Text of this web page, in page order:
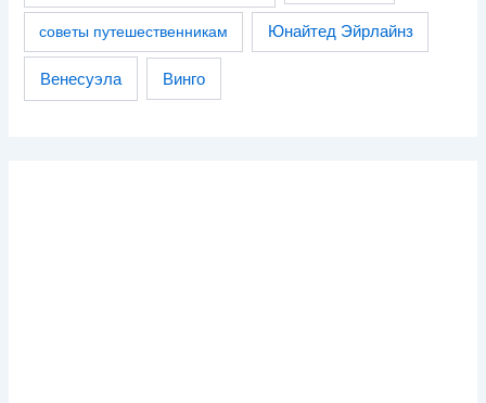
советы путешественникам Юнайтед Эйрлайнз
Венесуэла Винго